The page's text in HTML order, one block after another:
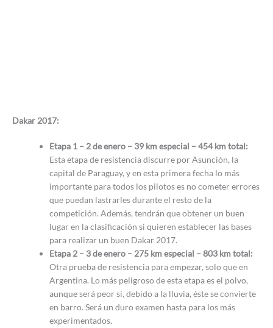
Dakar 2017:
Etapa 1 – 2 de enero – 39 km especial – 454 km total:
Esta etapa de resistencia discurre por Asunción, la
capital de Paraguay, y en esta primera fecha lo más
importante para todos los pilotos es no cometer errores
que puedan lastrarles durante el resto de la
competición. Además, tendrán que obtener un buen
lugar en la clasificación si quieren establecer las bases
para realizar un buen Dakar 2017.
Etapa 2 – 3 de enero – 275 km especial – 803 km total:
Otra prueba de resistencia para empezar, solo que en
Argentina. Lo más peligroso de esta etapa es el polvo,
aunque será peor si, debido a la lluvia, éste se convierte
en barro. Será un duro examen hasta para los más
experimentados.